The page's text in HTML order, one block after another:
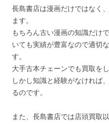
長島書店は漫画だけではなく
ます。
もちろん古い漫画の知識だけ
いても実績が豊富なので適切
す。
大手古本チェーンでも買取を
しかし知識と経験がなければ
るのです。
また、長島書店では店頭買取